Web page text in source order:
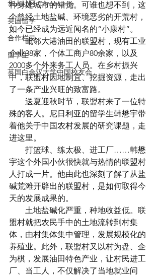
华人社区 Community
英国留学
合作栏目
留学生
英国白金汉大学中国校友会
种身处城市的错觉。可谁也想不到，这
个曾经土地盐碱、环境恶劣的开荒村，
如今已经成为远近闻名的“小康村”。
毗邻大港油田的联盟村，现有工业
企业38家，个体工商户80余家，以及
2000多个外来务工人员。在乡村振兴
中，联盟村因地制宜、挖掘资源，走出
了一条产业兴旺的致富路。
送夏迎秋时节，联盟村来了一位特
殊的客人。尼日利亚的留学生韩懋宇带
着他关于中国农村发展的研究课题，走
进这里。
打篮球、练太极、进工厂……韩懋
宇这个外国小伙很快就与热情的联盟村
人打成一片。他由此也深刻了解了从盐
碱荒滩开辟出的联盟村，是如何取得今
天的发展成果的。
土地盐碱化严重，种地收益低。联
盟村就把农民手中的土地流转到村集
体，由村集体集中管理，发展规模化的
养殖业。此外，联盟村又以村为盘、企
为棋，发展油田特色产业，让村民进工
厂、当工人，不仅解决了当地就业问